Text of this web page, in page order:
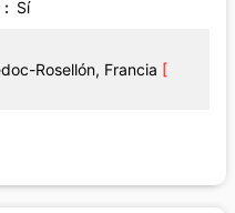
Sí
Rosellón, Francia [